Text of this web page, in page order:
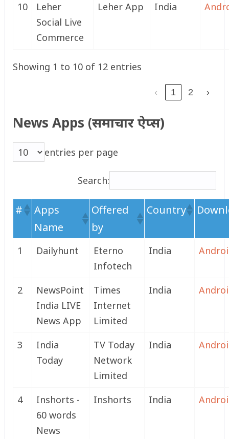
10
Leher
Social Live
Commerce
Leher App India
Showing 1 to 10 of 12 entries
‹ 1 2 ›
News Apps (समाचार ऐप्स)
entries per page
Search:
#
Apps
Name
Offered
by
Country
1 Dailyhunt
Eterno
Infotech
India
2
NewsPoint
India LIVE
News App
Times
Internet
Limited
India
3
India
Today
TV Today
Network
Limited
India
4
Inshorts -
60 words
News
Inshorts India